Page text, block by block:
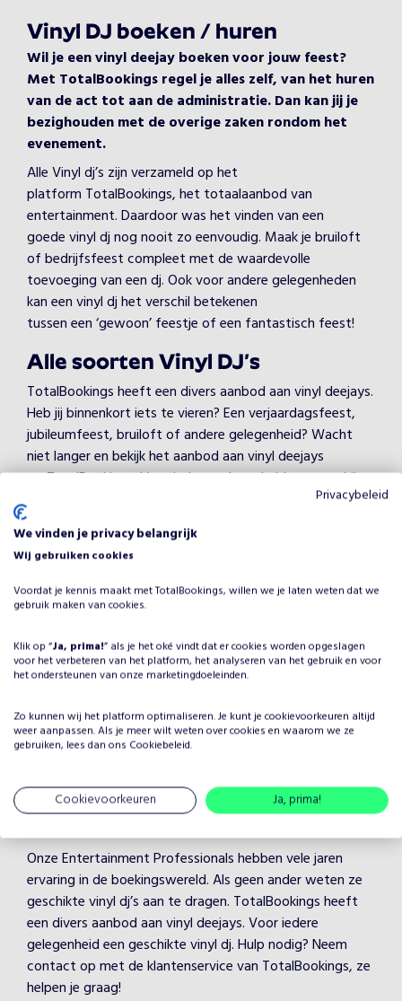
Vinyl DJ boeken / huren
Wil je een vinyl deejay boeken voor jouw feest?
Met TotalBookings regel je alles zelf, van het huren
van de act tot aan de administratie. Dan kan jij je
bezighouden met de overige zaken rondom het
evenement.
Alle Vinyl dj’s zijn verzameld op het
platform TotalBookings, het totaalaanbod van
entertainment. Daardoor was het vinden van een
goede vinyl dj nog nooit zo eenvoudig. Maak je bruiloft
of bedrijfsfeest compleet met de waardevolle
toevoeging van een dj. Ook voor andere gelegenheden
kan een vinyl dj het verschil betekenen
tussen een ‘gewoon’ feestje of een fantastisch feest!
Alle soorten Vinyl DJ’s
TotalBookings heeft een divers aanbod aan vinyl deejays.
Heb jij binnenkort iets te vieren? Een verjaardagsfeest,
jubileumfeest, bruiloft of andere gelegenheid? Wacht
niet langer en bekijk het aanbod aan vinyl deejays
op TotalBookings. Voor iedere gelegenheid een geschikte
vinyl dj. Zoek, vind en boek de perfecte vinyl dj! Een
creëren en de muziek op de juiste momenten aan te
passen! Voor welke vinyl dj ga jij?
Advies bij inhuren vinyl dj
daarom kunnen we je uitstekend van advies
voorzien. Heb je vragen? Stel ze dan gerust, neem
je met plezier aan antwoorden op prangende vragen
over een bepaalde act of met het vinden van de meest
Ideeën van onze Entertainment
Onze Entertainment Professionals hebben vele jaren
ervaring in de boekingswereld. Als geen ander weten ze
geschikte vinyl dj’s aan te dragen. TotalBookings heeft
een divers aanbod aan vinyl deejays. Voor iedere
gelegenheid een geschikte vinyl dj. Hulp nodig? Neem
contact op met de klantenservice van TotalBookings, ze
helpen je graag!
Privacybeleid
We vinden je privacy belangrijk
Wij gebruiken cookies
Voordat je kennis maakt met TotalBookings, willen we je laten weten dat we
gebruik maken van cookies.
Klik op “Ja, prima!” als je het oké vindt dat er cookies worden opgeslagen
voor het verbeteren van het platform, het analyseren van het gebruik en voor
het ondersteunen van onze marketingdoeleinden.
Zo kunnen wij het platform optimaliseren. Je kunt je cookievoorkeuren altijd
weer aanpassen. Als je meer wilt weten over cookies en waarom we ze
gebruiken, lees dan ons Cookiebeleid.
Cookievoorkeuren Ja, prima!